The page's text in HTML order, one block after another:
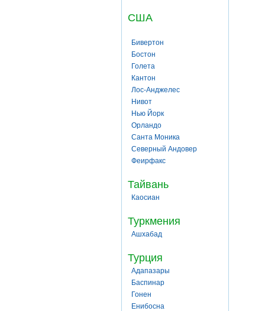
США
Бивертон
Бостон
Голета
Кантон
Лос-Анджелес
Нивот
Нью Йорк
Орландо
Санта Моника
Северный Андовер
Феирфакс
Тайвань
Каосиан
Туркмения
Ашхабад
Турция
Адапазары
Баспинар
Гонен
Енибосна